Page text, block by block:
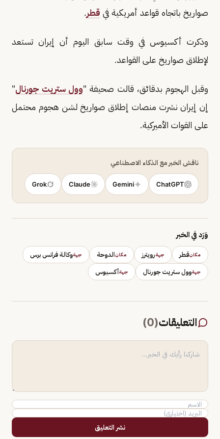
صواريخ باتجاه قواعد أمريكية في قطر.
وذكرت أكسيوس في وقت سابق اليوم أن إيران تستعد
لإطلاق صواريخ على القواعد.
وقبل الهجوم بدقائق، قالت صحيفة "وول ستريت جورنال"
إن إيران نشرت منصات إطلاق صواريخ لشن هجوم محتمل
على القوات الأميركية.
ناقش الخبر مع الذكاء الاصطناعي
ChatGPT
Gemini
Claude
Grok
وَرَد في الخبر
مكانقطر جهةرويترز مكانالدوحة جهةوكالة فرانس برس
جهةوول ستريت جورنال جهةأكسيوس
التعليقات(
0
)
نشر التعليق